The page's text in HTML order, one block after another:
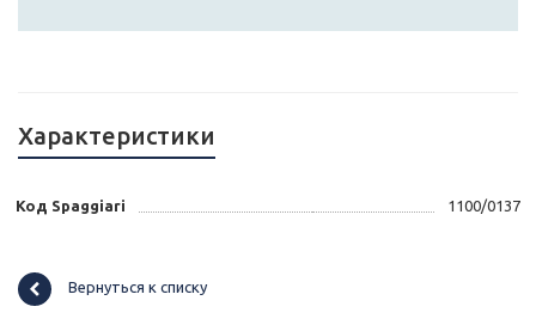
Характеристики
Код Spaggiari 1100/0137
Вернуться к списку